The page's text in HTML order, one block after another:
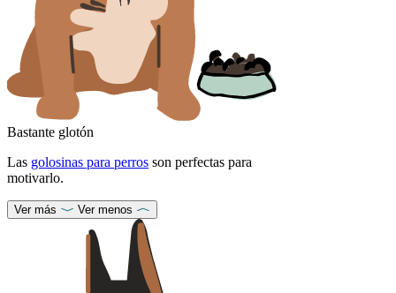
Bastante glotón
Las golosinas para perros son perfectas para
motivarlo.
Ver más Ver menos